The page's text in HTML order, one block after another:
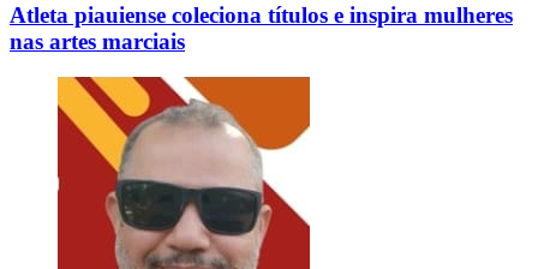
Atleta piauiense coleciona títulos e inspira mulheres
nas artes marciais